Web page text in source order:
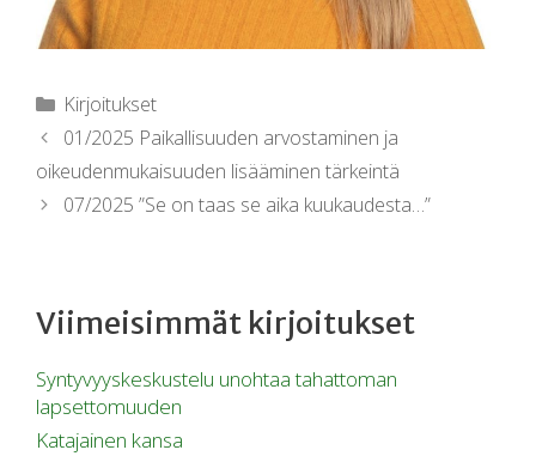
Kirjoitukset
01/2025 Paikallisuuden arvostaminen ja
oikeudenmukaisuuden lisääminen tärkeintä
07/2025 ”Se on taas se aika kuukaudesta…”
Viimeisimmät kirjoitukset
Syntyvyyskeskustelu unohtaa tahattoman
lapsettomuuden
Katajainen kansa